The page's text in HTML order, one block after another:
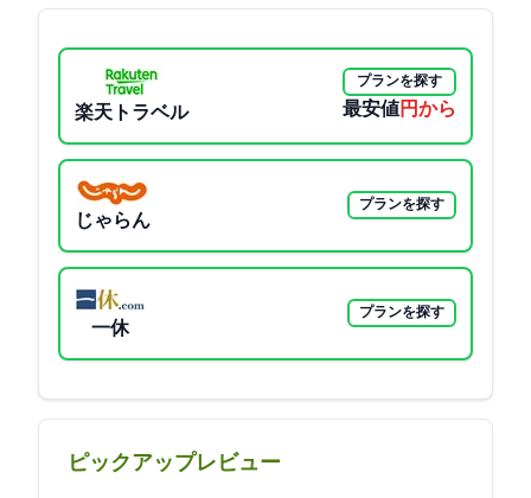
楽天トラベル
プランを探す
最安値9300円から
じゃらん
プランを探す
一休
プランを探す
ピックアップレビュー